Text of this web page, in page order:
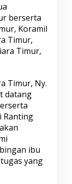
berserta
Koramil
Timur,
Timur,
Timur, Ny.
datang
Ranting
ibu
yang